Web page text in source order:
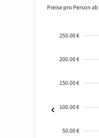
Preise pro Person ab
250.00 €
200.00 €
150.00 €
100.00 €
50.00 €